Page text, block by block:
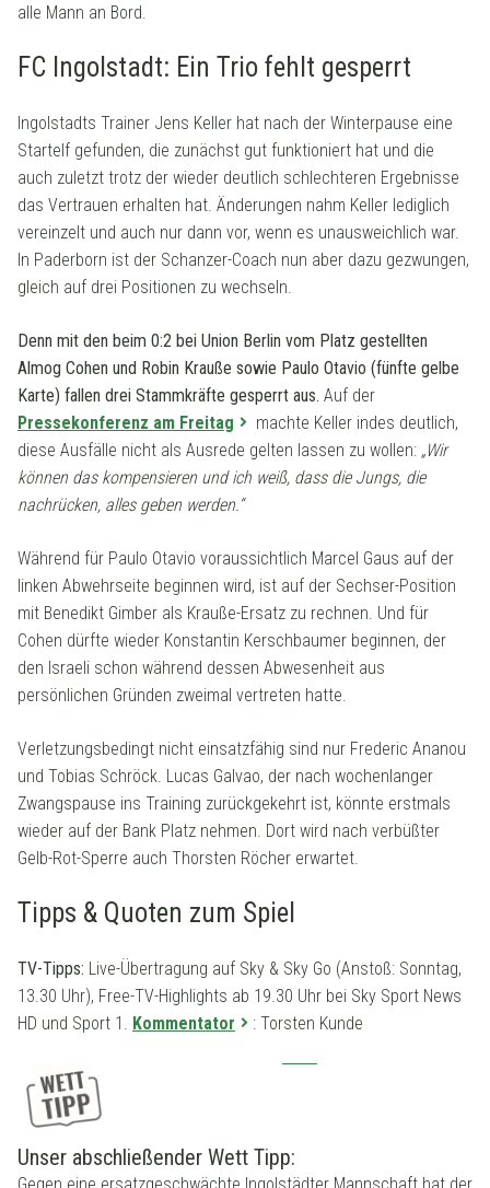
alle Mann an Bord.
FC Ingolstadt: Ein Trio fehlt gesperrt
Ingolstadts Trainer Jens Keller hat nach der Winterpause eine
Startelf gefunden, die zunächst gut funktioniert hat und die
auch zuletzt trotz der wieder deutlich schlechteren Ergebnisse
das Vertrauen erhalten hat. Änderungen nahm Keller lediglich
vereinzelt und auch nur dann vor, wenn es unausweichlich war.
In Paderborn ist der Schanzer-Coach nun aber dazu gezwungen,
gleich auf drei Positionen zu wechseln.
Denn mit den beim 0:2 bei Union Berlin vom Platz gestellten
Almog Cohen und Robin Krauße sowie Paulo Otavio (fünfte gelbe
Karte) fallen drei Stammkräfte gesperrt aus. Auf der
Pressekonferenz am Freitag
machte Keller indes deutlich,
diese Ausfälle nicht als Ausrede gelten lassen zu wollen: „Wir
können das kompensieren und ich weiß, dass die Jungs, die
nachrücken, alles geben werden.“
Während für Paulo Otavio voraussichtlich Marcel Gaus auf der
linken Abwehrseite beginnen wird, ist auf der Sechser-Position
mit Benedikt Gimber als Krauße-Ersatz zu rechnen. Und für
Cohen dürfte wieder Konstantin Kerschbaumer beginnen, der
den Israeli schon während dessen Abwesenheit aus
persönlichen Gründen zweimal vertreten hatte.
Verletzungsbedingt nicht einsatzfähig sind nur Frederic Ananou
und Tobias Schröck. Lucas Galvao, der nach wochenlanger
Zwangspause ins Training zurückgekehrt ist, könnte erstmals
wieder auf der Bank Platz nehmen. Dort wird nach verbüßter
Gelb-Rot-Sperre auch Thorsten Röcher erwartet.
Tipps & Quoten zum Spiel
TV-Tipps: Live-Übertragung auf Sky & Sky Go (Anstoß: Sonntag,
13.30 Uhr), Free-TV-Highlights ab 19.30 Uhr bei Sky Sport News
HD und Sport 1. Kommentator : Torsten Kunde
Unser abschließender Wett Tipp: